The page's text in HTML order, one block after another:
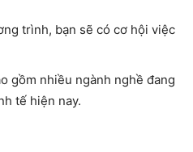
trình, bạn sẽ có cơ hội việc
gồm nhiều ngành nghề đang
tế hiện nay.